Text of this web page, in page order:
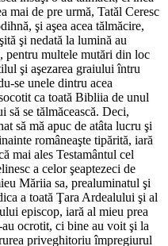
mai de pre urmă, Tatăl Ceresc
şi aşea acea tălmăcire,
şi nedată la lumină au
pentru multele mutări din loc
şi aşezarea graiului întru
se unele dintru acea
ca toată Bibliia de unul
să se tălmăcească. Deci,
să mă apuc de atâta lucru şi
româneaşte tipărită, iară
mai ales Testamântul cel
a celor şeaptezeci de
Măriia sa, prealuminatul şi
a toată Ţara Ardealului şi al
episcop, iară al mieu prea
ocrotit, ci bine au voit şi la
priveghitoriu împregiurul